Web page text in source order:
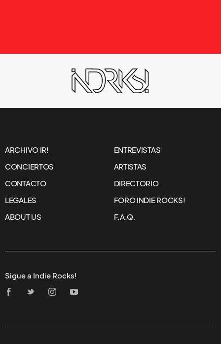
ARCHIVO IR!
ENTREVISTAS
CONCIERTOS
ARTISTAS
CONTACTO
DIRECTORIO
LEGALES
FORO INDIE ROCKS!
ABOUT US
F.A.Q.
Sigue a Indie Rocks!